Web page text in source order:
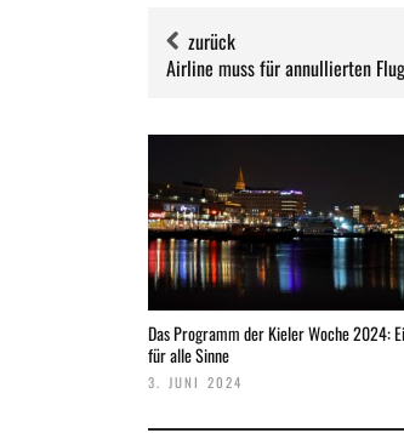
zurück
Airline muss für annullierten
Das Programm der Kieler Woche 2024:
für alle Sinne
3. JUNI 2024